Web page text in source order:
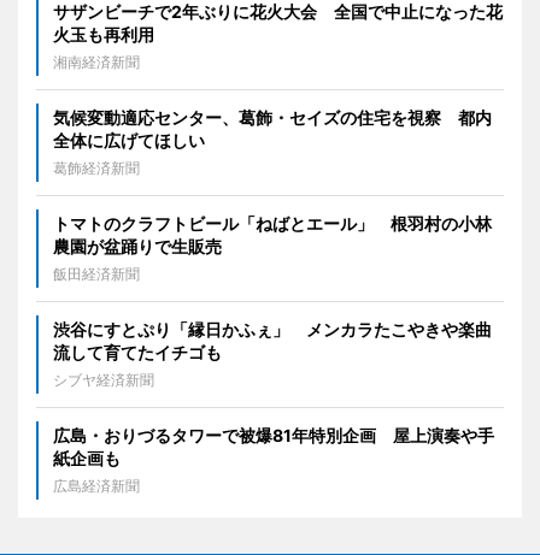
サザンビーチで2年ぶりに花火大会 全国で中止になった花
火玉も再利用
湘南経済新聞
気候変動適応センター、葛飾・セイズの住宅を視察 都内
全体に広げてほしい
葛飾経済新聞
トマトのクラフトビール「ねばとエール」 根羽村の小林
農園が盆踊りで生販売
飯田経済新聞
渋谷にすとぷり「縁日かふぇ」 メンカラたこやきや楽曲
流して育てたイチゴも
シブヤ経済新聞
広島・おりづるタワーで被爆81年特別企画 屋上演奏や手
紙企画も
広島経済新聞